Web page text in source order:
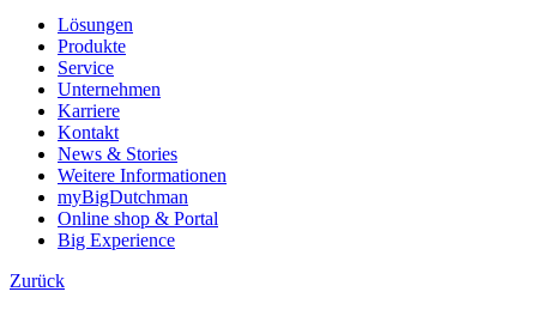
Lösungen
Produkte
Service
Unternehmen
Karriere
Kontakt
News & Stories
Weitere Informationen
myBigDutchman
Online shop & Portal
Big Experience
Zurück